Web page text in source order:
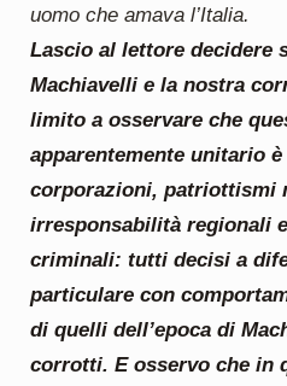
uomo che amava l’Italia.
Lascio al lettore decidere
Machiavelli e la nostra
limito a osservare che
apparentemente unitario
corporazioni, patriottismi
irresponsabilità regionali
criminali: tutti decisi a
particulare con
di quelli dell’epoca di
corrotti. E osservo che in